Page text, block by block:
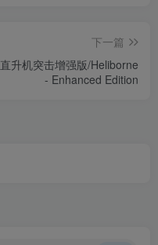
下一篇
直升机突击增强版/Heliborne
- Enhanced Edition